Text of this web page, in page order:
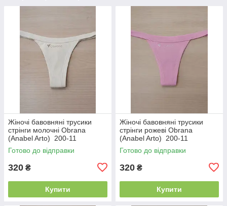
Жіночі бавовняні трусики
стрінги молочні Obrana
(Anabel Arto) 200-11
Готово до відправки
320 ₴
Купити
Жіночі бавовняні трусики
стрінги рожеві Obrana
(Anabel Arto) 200-11
Готово до відправки
320 ₴
Купити